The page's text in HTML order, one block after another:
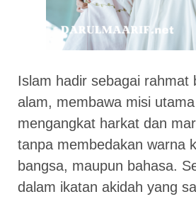
Islam hadir sebagai rahmat
alam, membawa misi
mengangkat harkat dan
tanpa membedakan warna
bangsa, maupun bahasa.
dalam ikatan akidah yang